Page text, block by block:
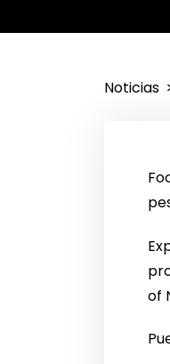
Noticias
of